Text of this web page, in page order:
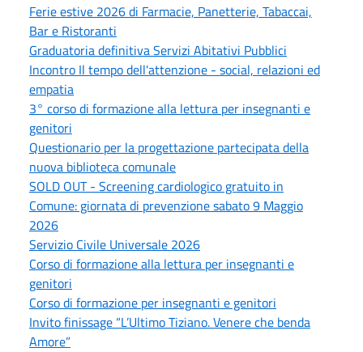
Ferie estive 2026 di Farmacie, Panetterie, Tabaccai,
Bar e Ristoranti
Graduatoria definitiva Servizi Abitativi Pubblici
Incontro Il tempo dell'attenzione - social, relazioni ed
empatia
3° corso di formazione alla lettura per insegnanti e
genitori
Questionario per la progettazione partecipata della
nuova biblioteca comunale
SOLD OUT - Screening cardiologico gratuito in
Comune: giornata di prevenzione sabato 9 Maggio
2026
Servizio Civile Universale 2026
Corso di formazione alla lettura per insegnanti e
genitori
Corso di formazione per insegnanti e genitori
Invito finissage “L’Ultimo Tiziano. Venere che benda
Amore”